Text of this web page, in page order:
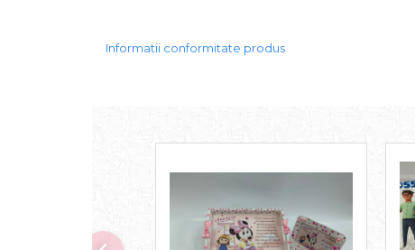
Informatii conformitate produs